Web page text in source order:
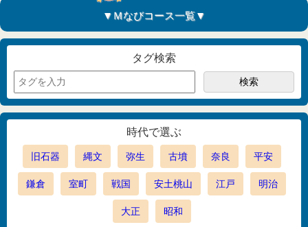
▼Ｍなびコース一覧▼
タグ検索
時代で選ぶ
旧石器 縄文 弥生 古墳 奈良 平安
鎌倉 室町 戦国 安土桃山 江戸 明治
大正 昭和